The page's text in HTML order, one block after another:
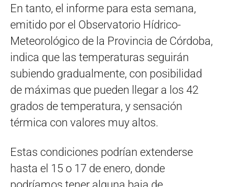
En tanto, el informe para esta semana,
emitido por el Observatorio Hídrico-
Meteorológico de la Provincia de Córdoba,
indica que las temperaturas seguirán
subiendo gradualmente, con posibilidad
de máximas que pueden llegar a los 42
grados de temperatura, y sensación
térmica con valores muy altos.
Estas condiciones podrían extenderse
hasta el 15 o 17 de enero, donde